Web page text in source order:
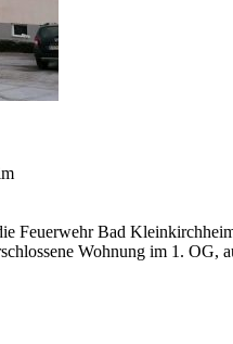
Feuerwehr Bad
Wohnung im 1. OG,